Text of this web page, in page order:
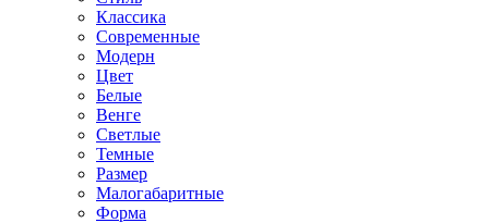
Классика
Современные
Модерн
Цвет
Белые
Венге
Светлые
Темные
Размер
Малогабаритные
Форма